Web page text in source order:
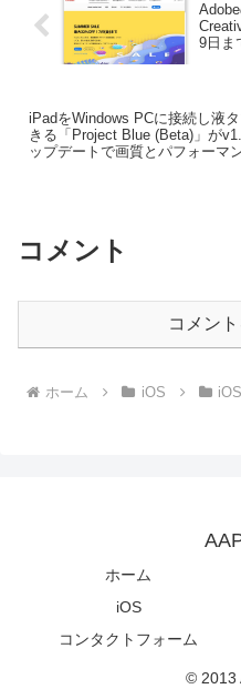
9日ま
iPadをWindows PCに接続し液
きる「Project Blue (Beta)」が
ップデートで画質とパフォーマ
コメント
コメン
ホーム iOS
ホーム
iOS
コンタクトフォーム
© 2013